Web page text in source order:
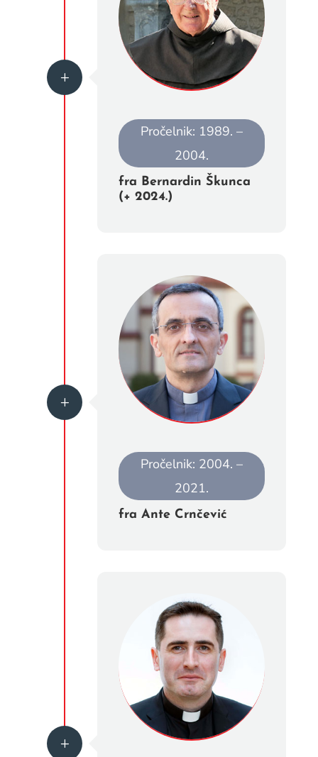
L
Pročelnik: 1989. –
2004.
fra Bernardin Škunca
(+ 2024.)
L
Pročelnik: 2004. –
2021.
fra Ante Crnčević
L